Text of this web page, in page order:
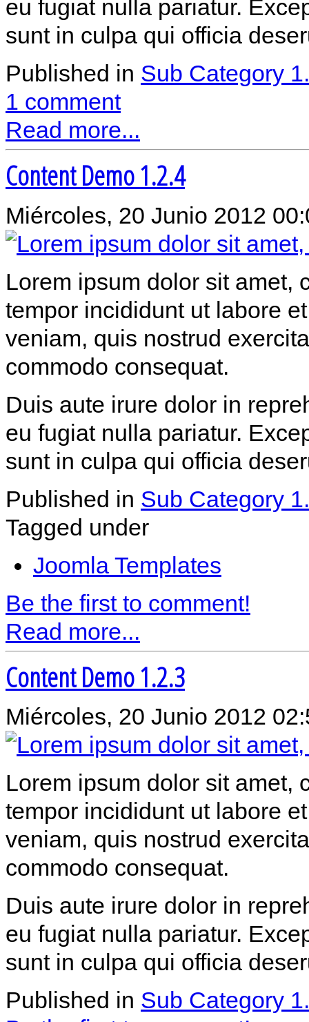
eu fugiat nulla pariatur.
sunt in culpa qui officia
Published in Sub Category
1 comment
Read more...
Content Demo 1.2.4
Miércoles, 20 Junio 2012
Lorem ipsum dolor sit amet,
tempor incididunt ut labore
veniam, quis nostrud
commodo consequat.
Duis aute irure dolor in
eu fugiat nulla pariatur.
sunt in culpa qui officia
Published in Sub Category
Tagged under
Joomla Templates
Be the first to comment!
Read more...
Content Demo 1.2.3
Miércoles, 20 Junio 2012
Lorem ipsum dolor sit amet,
tempor incididunt ut labore
veniam, quis nostrud
commodo consequat.
Duis aute irure dolor in
eu fugiat nulla pariatur.
sunt in culpa qui officia
Published in Sub Category